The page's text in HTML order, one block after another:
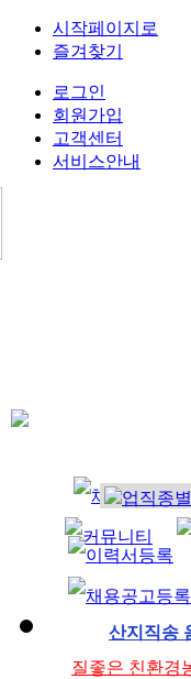
시작페이지로
즐겨찾기
로그인
회원가입
고객센터
서비스안내
산지직송
질좋은 친환경